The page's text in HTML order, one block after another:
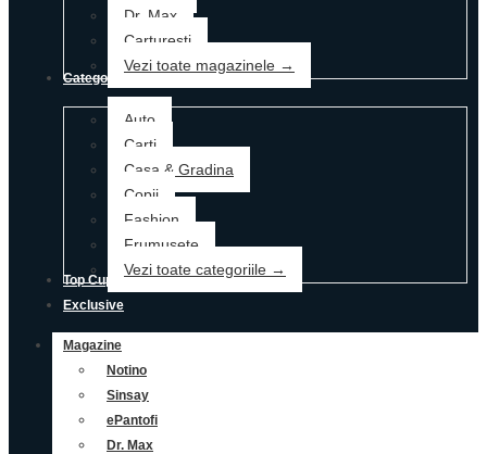
Dr. Max
Carturesti
Vezi toate magazinele →
Categorii
Auto
Carti
Casa & Gradina
Copii
Fashion
Frumusete
Vezi toate categoriile →
Top Cupoane
Exclusive
Magazine
Notino
Sinsay
ePantofi
Dr. Max